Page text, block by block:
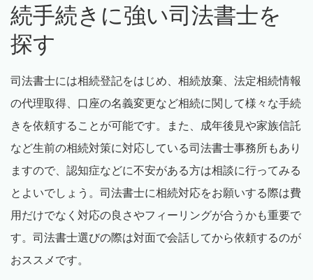
続手続きに強い司法書士を
探す
司法書士には相続登記をはじめ、相続放棄、法定相続情報
の代理取得、口座の名義変更など相続に関して様々な手続
きを依頼することが可能です。また、成年後見や家族信託
など生前の相続対策に対応している司法書士事務所もあり
ますので、認知症などに不安がある方は相談に行ってみる
とよいでしょう。司法書士に相続対応をお願いする際は費
用だけでなく対応の良さやフィーリングが合うかも重要で
す。司法書士選びの際は対面で会話してから依頼するのが
おススメです。